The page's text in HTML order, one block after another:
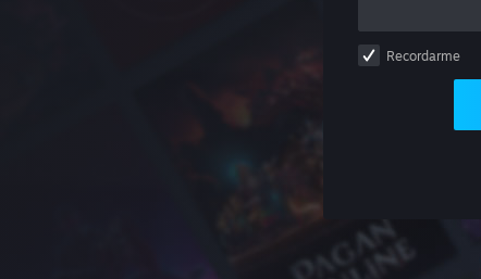
Recordarme